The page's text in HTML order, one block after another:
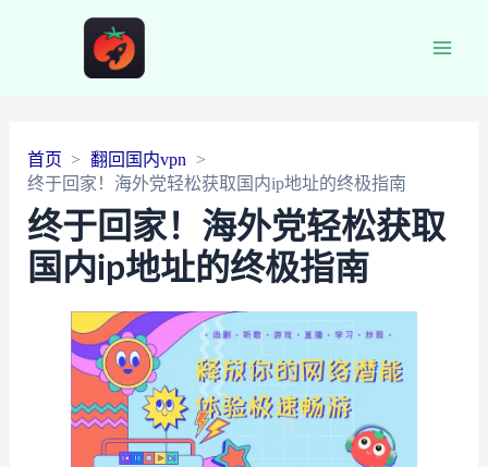
首页
翻回国内vpn
终于回家！海外党轻松获取国内ip地址的终极指南
终于回家！海外党轻松获取
国内ip地址的终极指南